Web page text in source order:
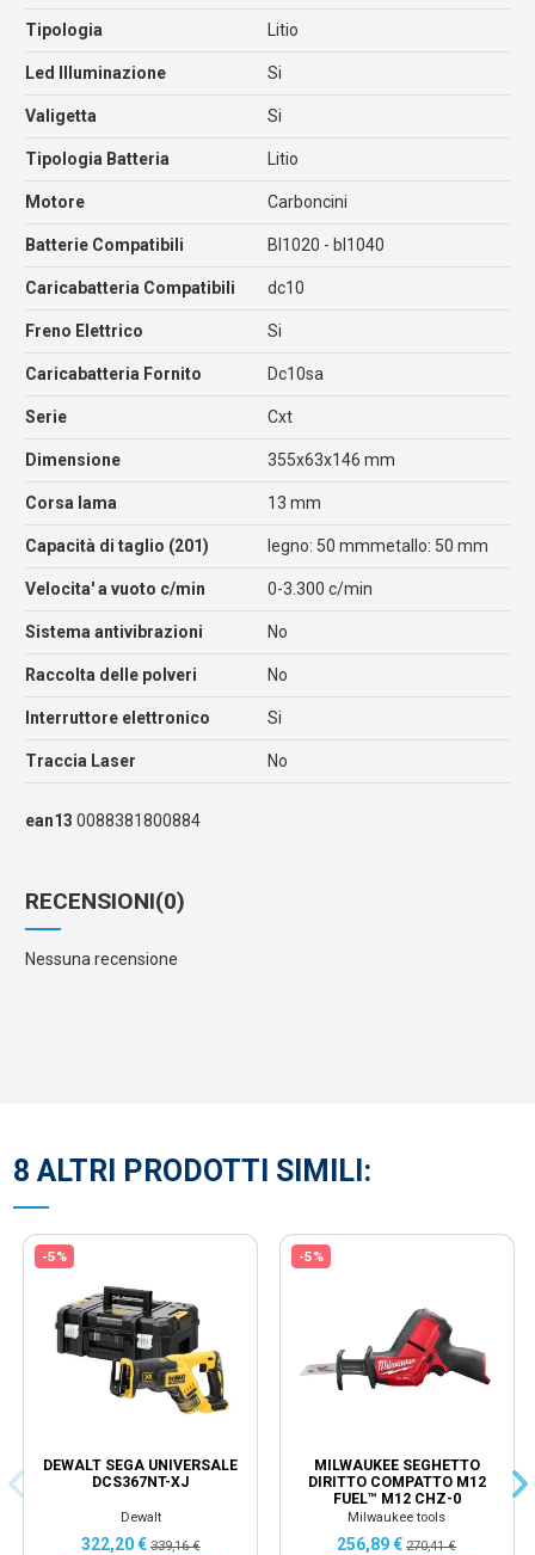
Tipologia Litio
Led Illuminazione Si
Valigetta Si
Tipologia Batteria Litio
Motore Carboncini
Batterie Compatibili Bl1020 - bl1040
Caricabatteria Compatibili dc10
Freno Elettrico Si
Caricabatteria Fornito Dc10sa
Serie Cxt
Dimensione 355x63x146 mm
Corsa lama 13 mm
Capacità di taglio (201) legno: 50 mmmetallo: 50 mm
Velocita' a vuoto c/min 0-3.300 c/min
Sistema antivibrazioni No
Raccolta delle polveri No
Interruttore elettronico Si
Traccia Laser No
ean13 0088381800884
RECENSIONI(0)
Nessuna recensione
8 ALTRI PRODOTTI SIMILI:
-5%
DEWALT SEGA UNIVERSALE
DCS367NT-XJ
Dewalt
322,20 € 339,16 €
-5%
MILWAUKEE SEGHETTO
DIRITTO COMPATTO M12
FUEL™ M12 CHZ-0
Milwaukee tools
256,89 €270,41 €